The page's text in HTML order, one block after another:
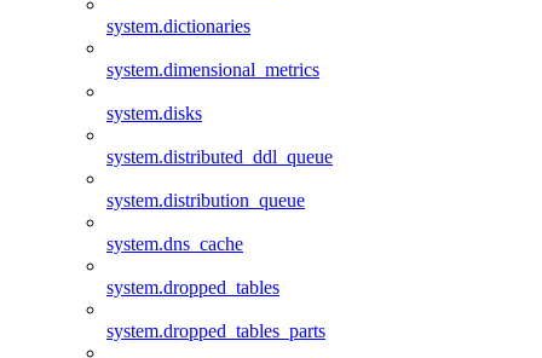
system.dictionaries
system.dimensional_metrics
system.disks
system.distributed_ddl_queue
system.distribution_queue
system.dns_cache
system.dropped_tables
system.dropped_tables_parts